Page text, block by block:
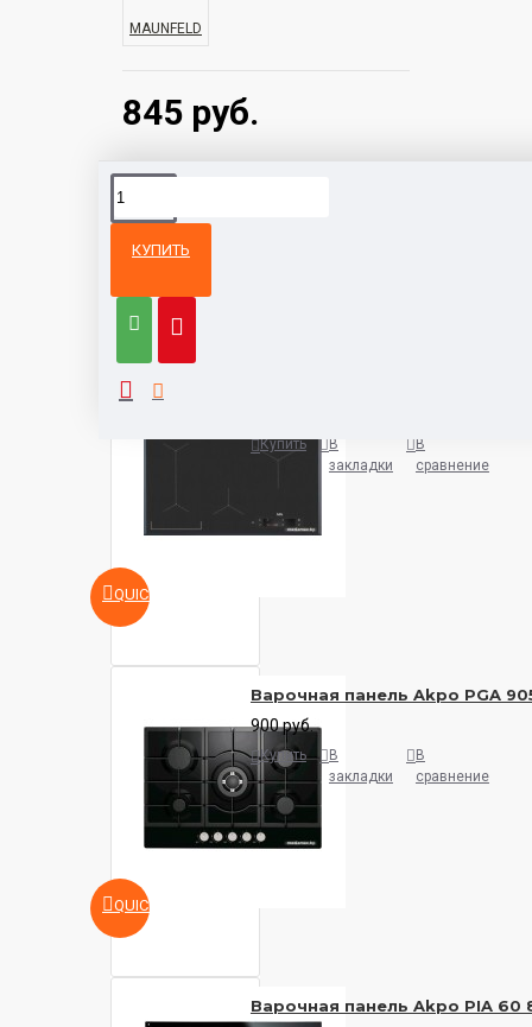
845 руб.
MAUNFELD
КУПИТЬ
категории
QUICKVIEW
Купить
В
закладки
В
сравнение
QUICKVIEW
Варочная панель Akpo PGA
900 руб.
Купить
В
закладки
В
сравнение
Варочная панель Akpo PIA 60